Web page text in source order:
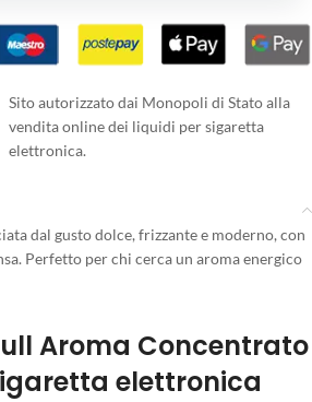
Sito autorizzato dai Monopoli di Stato alla
vendita online dei liquidi per sigaretta
elettronica.
dal gusto dolce, frizzante e moderno, con
Perfetto per chi cerca un aroma energico
Aroma Concentrato
elettronica